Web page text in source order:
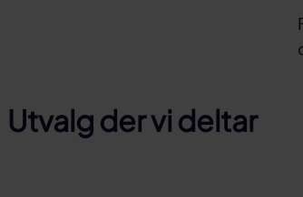
Utvalg der vi deltar